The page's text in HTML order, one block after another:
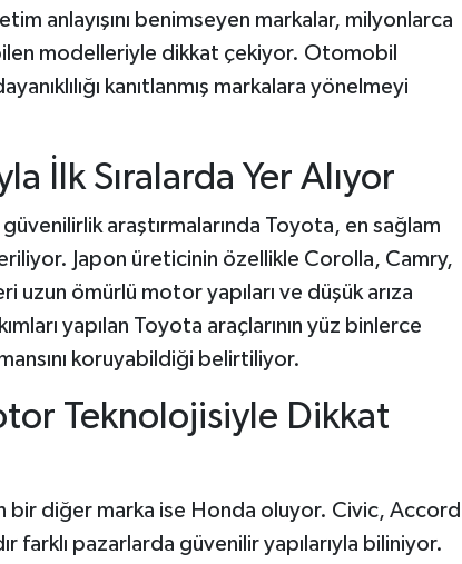
anlayışını benimseyen markalar, milyonlarca
modelleriyle dikkat çekiyor. Otomobil
kanıtlanmış markalara yönelmeyi
İlk Sıralarda Yer Alıyor
araştırmalarında Toyota, en sağlam
Japon üreticinin özellikle Corolla, Camry,
uzun ömürlü motor yapıları ve düşük arıza
yapılan Toyota araçlarının yüz binlerce
koruyabildiği belirtiliyor.
Teknolojisiyle Dikkat
bir diğer marka ise Honda oluyor. Civic, Accord
farklı pazarlarda güvenilir yapılarıyla biliniyor.